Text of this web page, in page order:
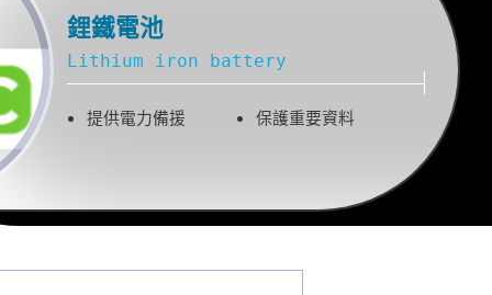
鋰鐵電池
Lithium iron battery
提供電力備援 保護重要資料